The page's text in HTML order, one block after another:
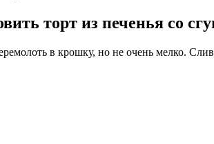
торт из печенья со
в крошку, но не очень мелко.